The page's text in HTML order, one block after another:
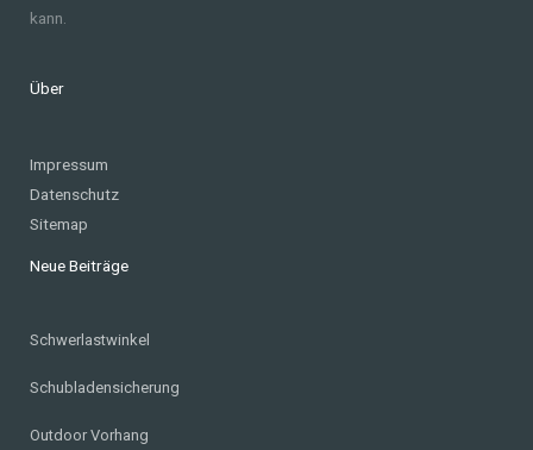
kann.
Über
Impressum
Datenschutz
Sitemap
Neue Beiträge
Schwerlastwinkel
Schubladensicherung
Outdoor Vorhang